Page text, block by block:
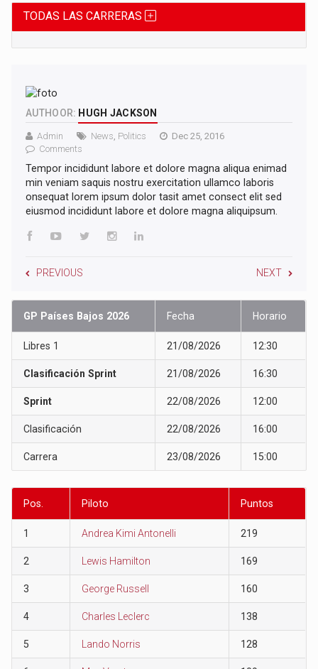
TODAS LAS CARRERAS
AUTHOOR: HUGH JACKSON
Admin News Politics
Dec 25, 2016
Comments
Tempor incididunt labore et dolore magna aliqua enimad
min veniam saquis nostru exercitation ullamco laboris
onsequat lorem ipsum dolor tasit amet consect elit sed
eiusmod incididunt labore et dolore magna aliquipsum.
PREVIOUS NEXT
GP Países Bajos 2026 Fecha Horario
Libres 1 21/08/2026 12:30
Clasificación Sprint 21/08/2026 16:30
Sprint 22/08/2026 12:00
Clasificación 22/08/2026 16:00
Carrera 23/08/2026 15:00
Pos. Piloto Puntos
1 Andrea Kimi Antonelli 219
2 Lewis Hamilton 169
3 George Russell 160
4 Charles Leclerc 138
5 Lando Norris 128